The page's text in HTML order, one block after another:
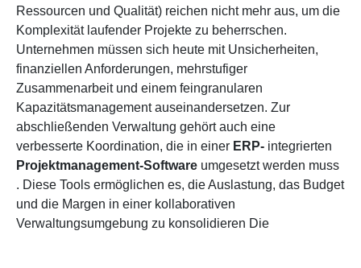
Ressourcen und Qualität) reichen nicht mehr aus, um die
Komplexität laufender Projekte zu beherrschen.
Unternehmen müssen sich heute mit Unsicherheiten,
finanziellen Anforderungen, mehrstufiger
Zusammenarbeit und einem feingranularen
Kapazitätsmanagement auseinandersetzen. Zur
abschließenden Verwaltung gehört auch eine
verbesserte Koordination, die in einer ERP- integrierten
Projektmanagement-Software umgesetzt werden muss
. Diese Tools ermöglichen es, die Auslastung, das Budget
und die Margen in einer kollaborativen
Verwaltungsumgebung zu konsolidieren Die